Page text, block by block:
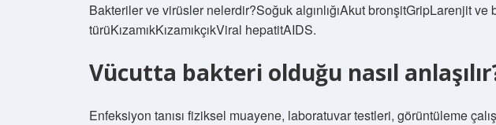
Bakteriler ve virüsler nelerdir?Soğuk algınlığıAkut bronşitGripLarenjit
türüKızamıkKızamıkçıkViral hepatitAIDS.
Vücutta bakteri olduğu nasıl
Enfeksiyon tanısı fiziksel muayene, laboratuvar testleri, görüntüleme